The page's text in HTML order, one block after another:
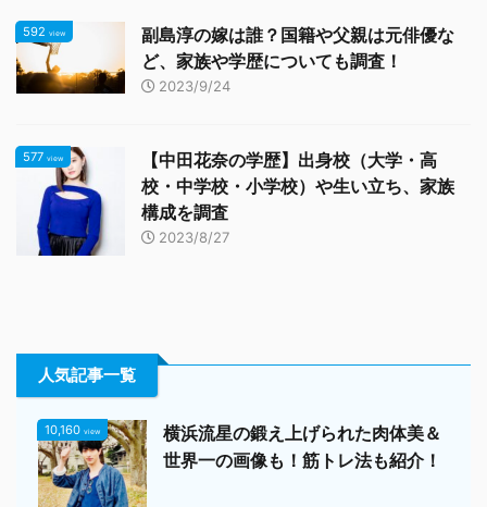
592 view
副島淳の嫁は誰？国籍や父親は元俳優な
ど、家族や学歴についても調査！
2023/9/24
577 view
【中田花奈の学歴】出身校（大学・高
校・中学校・小学校）や生い立ち、家族
構成を調査
2023/8/27
人気記事一覧
10,160 view
横浜流星の鍛え上げられた肉体美＆
世界一の画像も！筋トレ法も紹介！